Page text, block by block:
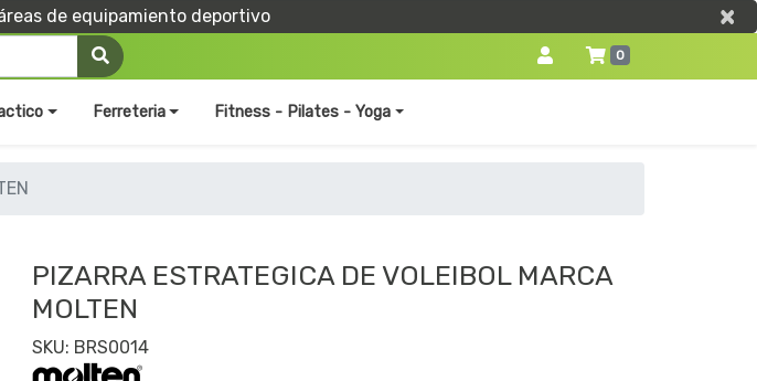
de equipamiento deportivo ×
×
0
Ferreteria Fitness - Pilates - Yoga
PIZARRA ESTRATEGICA DE VOLEIBOL MARCA
MOLTEN
SKU: BRS0014